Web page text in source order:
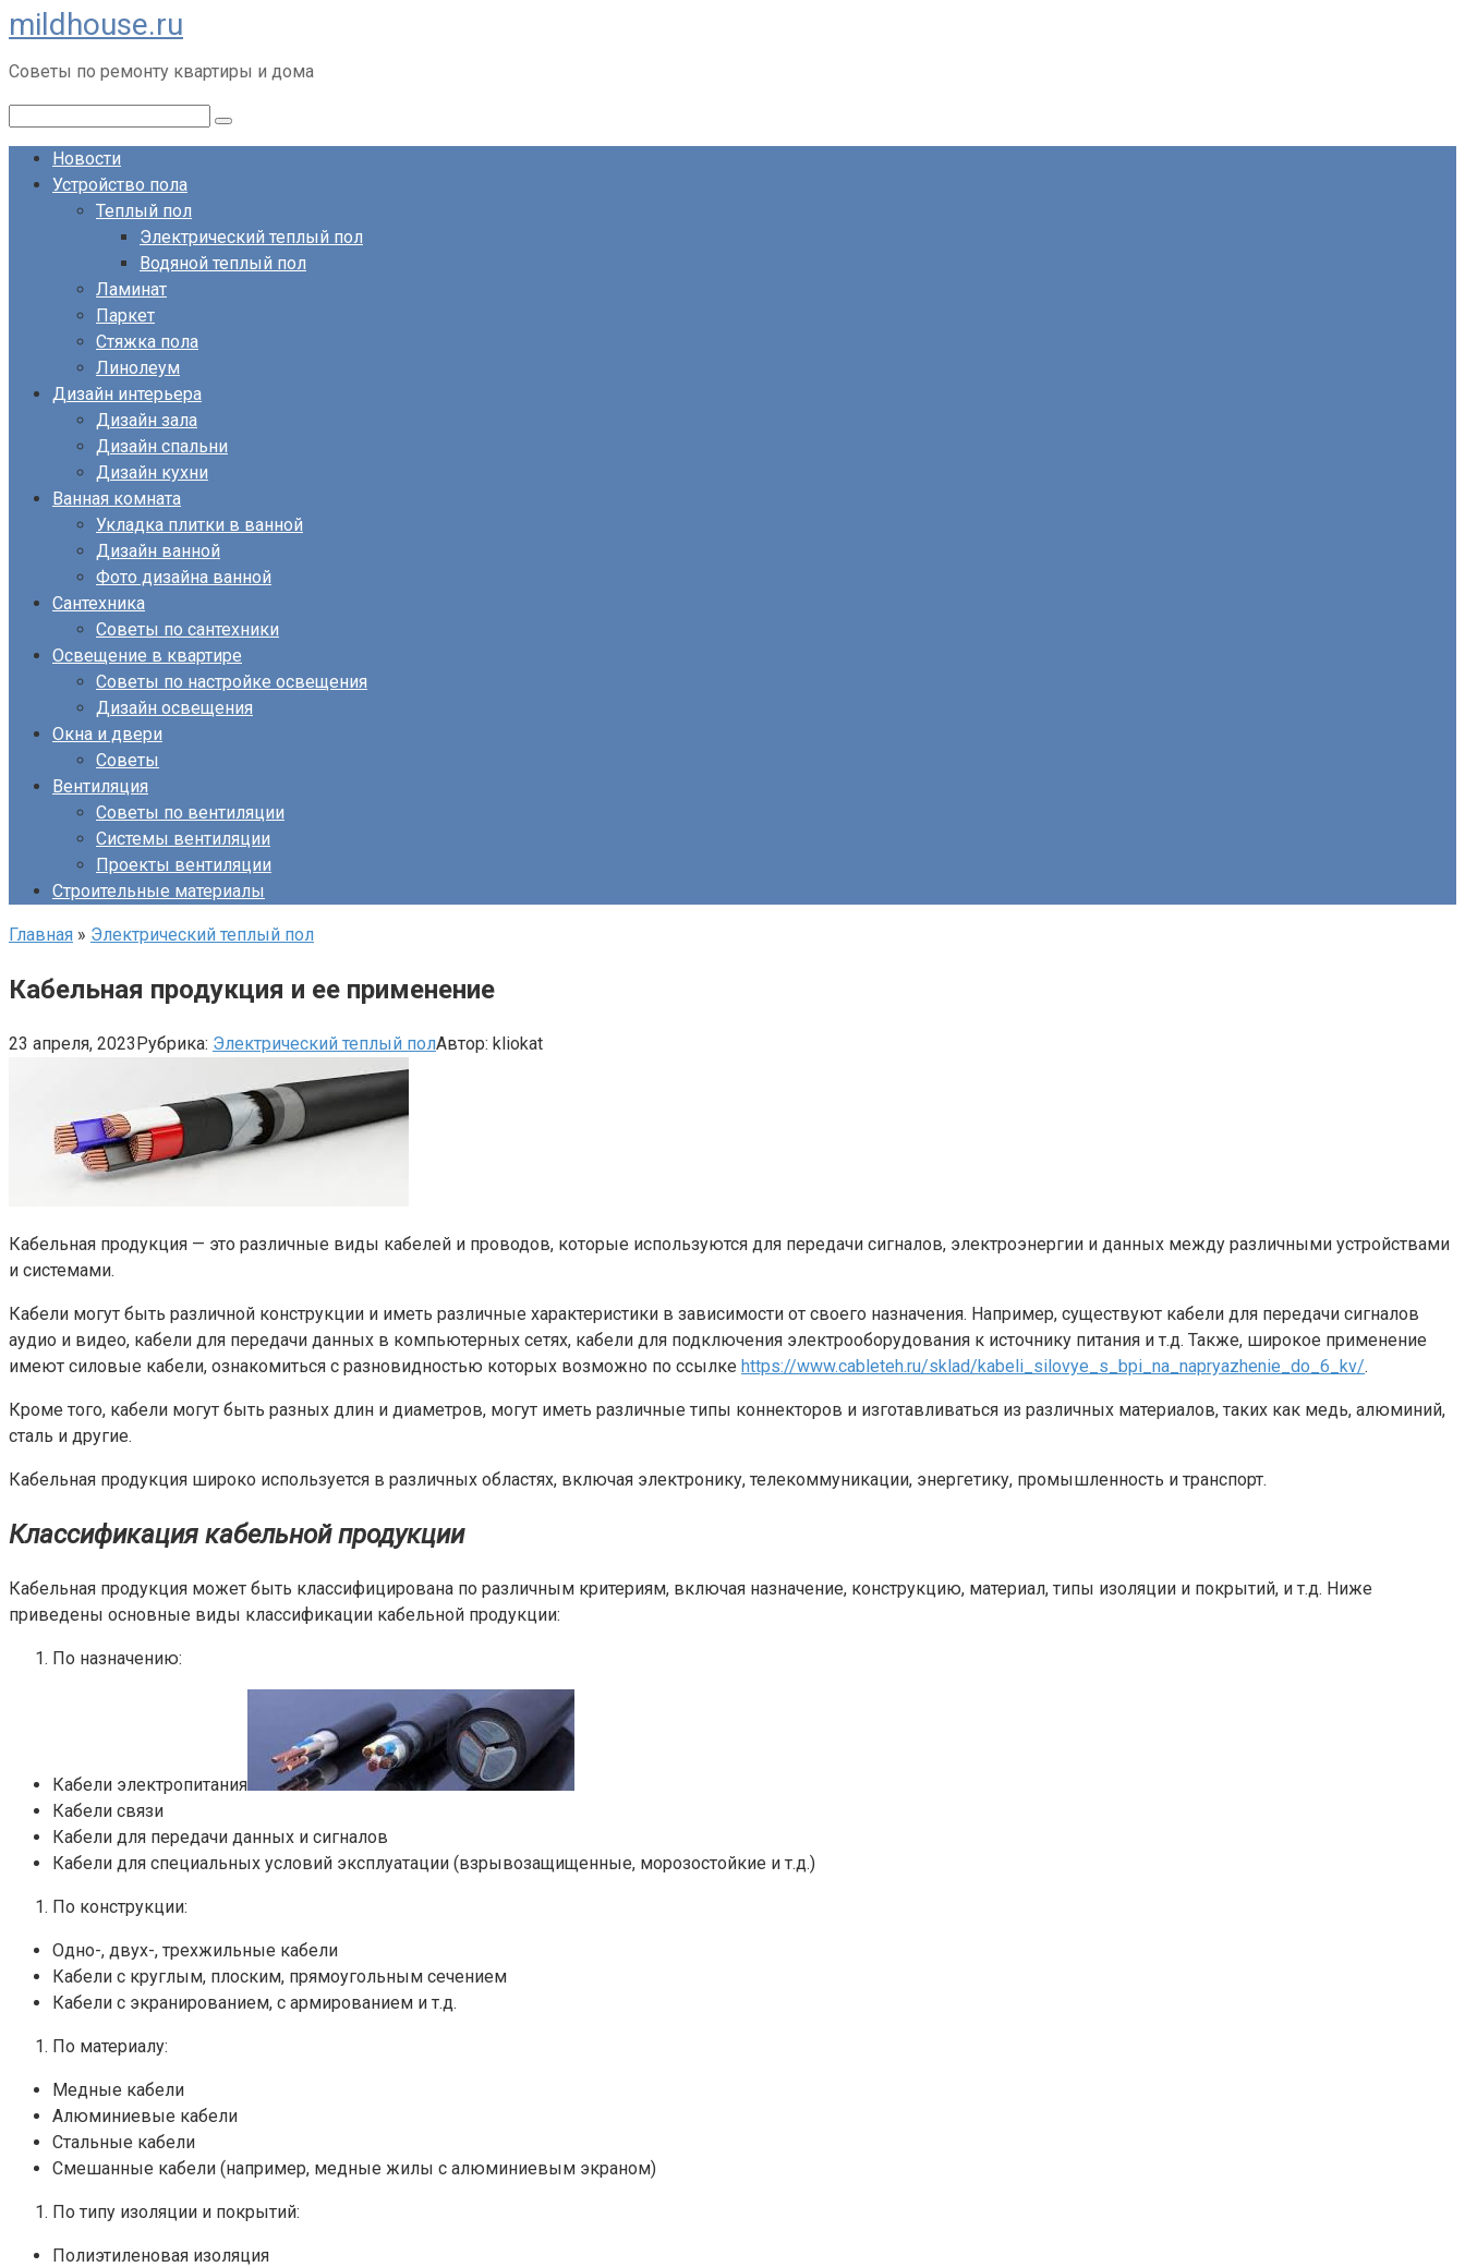
Перейти
к
контенту
mildhouse.ru
Советы по ремонту квартиры и дома
Новости
Устройство пола
Теплый пол
Электрический теплый пол
Водяной теплый пол
Ламинат
Паркет
Стяжка пола
Линолеум
Дизайн интерьера
Дизайн зала
Дизайн спальни
Дизайн кухни
Ванная комната
Укладка плитки в ванной
Дизайн ванной
Фото дизайна ванной
Сантехника
Советы по сантехники
Освещение в квартире
Советы по настройке освещения
Дизайн освещения
Окна и двери
Советы
Вентиляция
Советы по вентиляции
Системы вентиляции
Проекты вентиляции
Строительные материалы
Главная » Электрический теплый пол
Кабельная продукция и ее применение
23 апреля, 2023Рубрика: Электрический теплый полАвтор: kliokat
Кабельная продукция — это различные виды кабелей и проводов, которые используются для передачи сигналов, электроэнергии и данных между различными устройствами
и системами.
Кабели могут быть различной конструкции и иметь различные характеристики в зависимости от своего назначения. Например, существуют кабели для передачи сигналов
аудио и видео, кабели для передачи данных в компьютерных сетях, кабели для подключения электрооборудования к источнику питания и т.д. Также, широкое применение
имеют силовые кабели, ознакомиться с разновидностью которых возможно по ссылке https://www.cableteh.ru/sklad/kabeli_silovye_s_bpi_na_napryazhenie_do_6_kv/.
Кроме того, кабели могут быть разных длин и диаметров, могут иметь различные типы коннекторов и изготавливаться из различных материалов, таких как медь, алюминий,
сталь и другие.
Кабельная продукция широко используется в различных областях, включая электронику, телекоммуникации, энергетику, промышленность и транспорт.
Классификация кабельной продукции
Кабельная продукция может быть классифицирована по различным критериям, включая назначение, конструкцию, материал, типы изоляции и покрытий, и т.д. Ниже
приведены основные виды классификации кабельной продукции:
По назначению:
Кабели электропитания
Кабели связи
Кабели для передачи данных и сигналов
Кабели для специальных условий эксплуатации (взрывозащищенные, морозостойкие и т.д.)
По конструкции:
Одно-, двух-, трехжильные кабели
Кабели с круглым, плоским, прямоугольным сечением
Кабели с экранированием, с армированием и т.д.
По материалу:
Медные кабели
Алюминиевые кабели
Стальные кабели
Смешанные кабели (например, медные жилы с алюминиевым экраном)
По типу изоляции и покрытий:
Полиэтиленовая изоляция